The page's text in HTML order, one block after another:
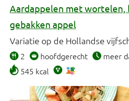
Aardappelen met wortelen,
gebakken appel
Variatie op de Hollandse
2 hoofdgerecht
meer
545 kcal